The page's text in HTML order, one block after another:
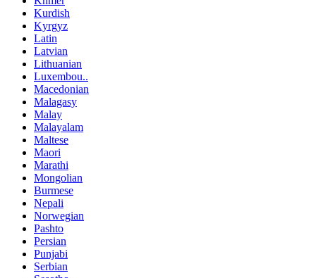
Kurdish
Kyrgyz
Latin
Latvian
Lithuanian
Luxembou..
Macedonian
Malagasy
Malay
Malayalam
Maltese
Maori
Marathi
Mongolian
Burmese
Nepali
Norwegian
Pashto
Persian
Punjabi
Serbian